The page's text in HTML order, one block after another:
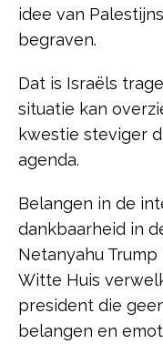
idee van
begraven.
Dat is Israëls
situatie kan
kwestie steviger
agenda.
Belangen in de
dankbaarheid in
Netanyahu
Witte Huis
president die
belangen en